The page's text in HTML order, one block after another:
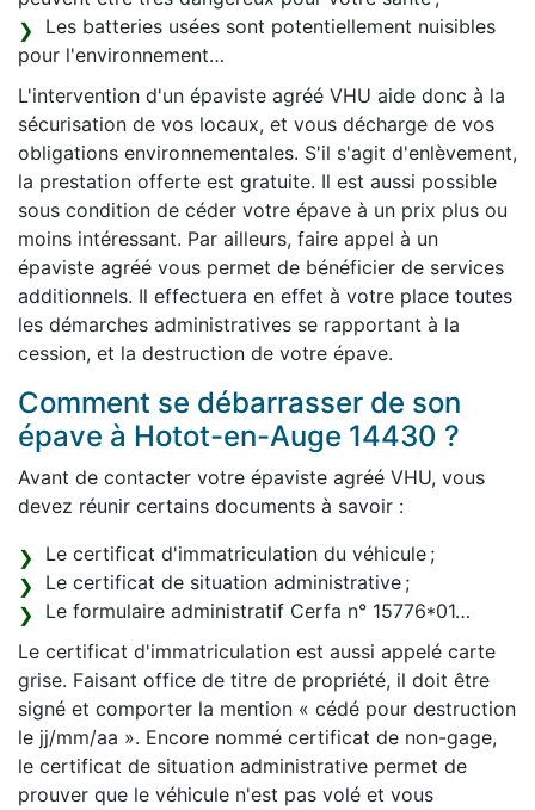
Les batteries usées sont potentiellement nuisibles
pour l'environnement…
L'intervention d'un épaviste agréé VHU aide donc à la
sécurisation de vos locaux, et vous décharge de vos
obligations environnementales. S'il s'agit d'enlèvement,
la prestation offerte est gratuite. Il est aussi possible
sous condition de céder votre épave à un prix plus ou
moins intéressant. Par ailleurs, faire appel à un
épaviste agréé vous permet de bénéficier de services
additionnels. Il effectuera en effet à votre place toutes
les démarches administratives se rapportant à la
cession, et la destruction de votre épave.
Comment se débarrasser de son
épave à Hotot-en-Auge 14430 ?
Avant de contacter votre épaviste agréé VHU, vous
devez réunir certains documents à savoir :
Le certificat d'immatriculation du véhicule ;
Le certificat de situation administrative ;
Le formulaire administratif Cerfa n° 15776*01…
Le certificat d'immatriculation est aussi appelé carte
grise. Faisant office de titre de propriété, il doit être
signé et comporter la mention « cédé pour destruction
le jj/mm/aa ». Encore nommé certificat de non-gage,
le certificat de situation administrative permet de
prouver que le véhicule n'est pas volé et vous